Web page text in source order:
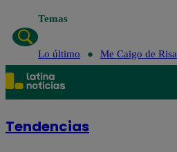
Temas
Lo último Me Caigo de Risa
Tendencias